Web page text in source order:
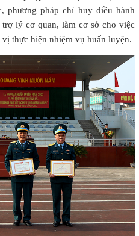
phương pháp chỉ huy điều hành
lý cơ quan, làm cơ sở cho việc
thực hiện nhiệm vụ huấn luyện.